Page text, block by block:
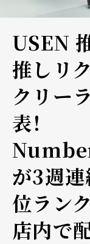
USEN
推しリ
クリー
表！
が3週連
位ラン
店内で配